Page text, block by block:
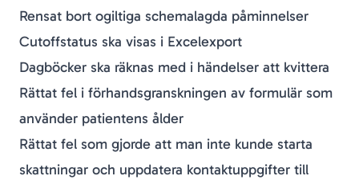
Rensat bort ogiltiga schemalagda påminnelser
Cutoffstatus ska visas i Excelexport
Dagböcker ska räknas med i händelser att kvittera
Rättat fel i förhandsgranskningen av formulär som
använder patientens ålder
Rättat fel som gjorde att man inte kunde starta
skattningar och uppdatera kontaktuppgifter till